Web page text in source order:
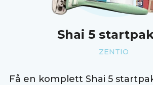
Shai 5
ZENTIO
Få en komplett Shai 5